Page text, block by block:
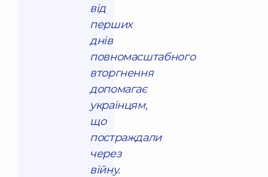
від
перших
днів
повномасштабного
вторгнення
допомагає
українцям,
що
постраждали
через
війну.